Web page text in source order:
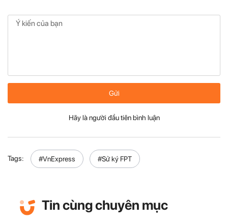
Gửi
Hãy là người đầu tiên bình luận
Tags: #VnExpress #Sử ký FPT
Tin cùng chuyên mục